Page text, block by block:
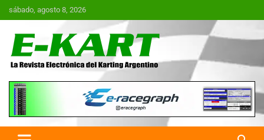
Saltar
al
sábado, agosto 8, 2026
E-Kart.com.ar | La Revista
Electrónica del Karting en
Argentina